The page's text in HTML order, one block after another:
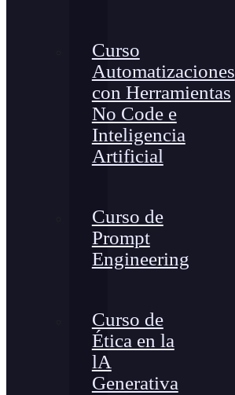
Curso
Automatizaciones
con Herramientas
No Code e
Inteligencia
Artificial
Curso de
Prompt
Engineering
Curso de
Ética en la
lA
Generativa